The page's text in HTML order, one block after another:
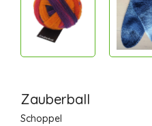
Zauberball
Schoppel